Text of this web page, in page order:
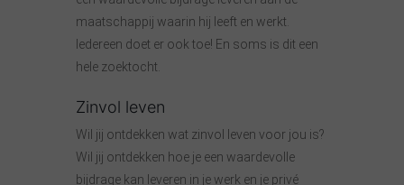
maatschappij waarin hij leeft en werkt.
Iedereen doet er ook toe! En soms is dit een
hele zoektocht.
Zinvol leven
Wil jij ontdekken wat zinvol leven voor jou is?
Wil jij ontdekken hoe je een waardevolle
bijdrage kan leveren in je werk en je privé